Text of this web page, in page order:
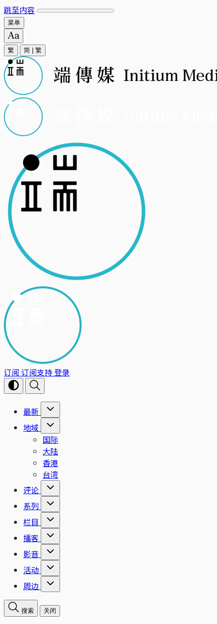
跳至内容
菜单
繁 简 繁
订阅 订阅支持登录
最新
地域
国际
大陆
香港
台湾
评论
系列
栏目
播客
影音
活动
周边
搜索 关闭